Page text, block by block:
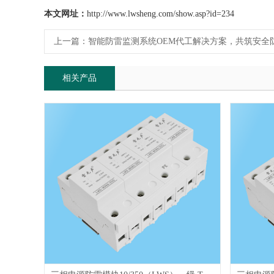
本文网址： http://www.lwsheng.com/show.asp?id=234
上一篇： 智能防雷监测系统OEM代工解决方案，共筑安全
相关产品